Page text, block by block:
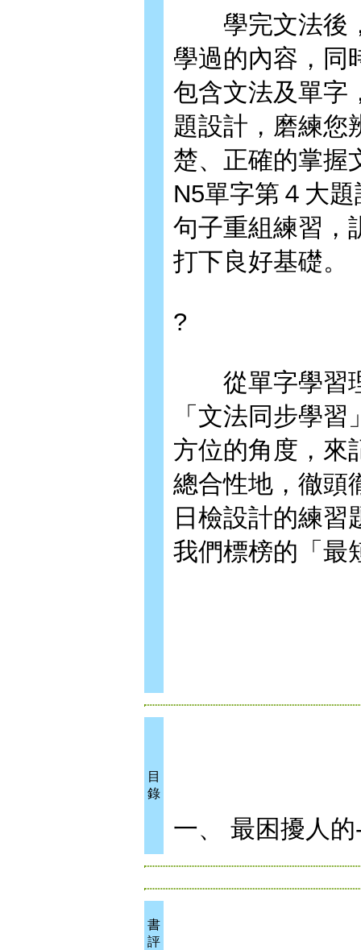
學完文法後，
學過的內容，同
包含文法及單字
題設計，磨練您
楚、正確的掌握
N5單字第４大
句子重組練習，
打下良好基礎。
?
從單字學習理
「文法同步學
方位的角度，來
總合性地，徹頭
日檢設計的練
我們標榜的「最
目
錄
一、 最困擾人
書
評